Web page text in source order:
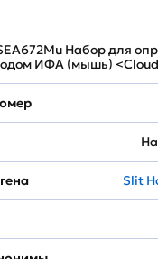
Набор для
ИФА (мышь)
Slit